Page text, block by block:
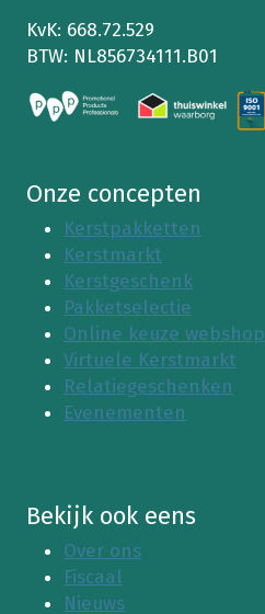
KvK: 668.72.529
BTW: NL856734111.B01
Onze concepten
Kerstpakketten
Kerstmarkt
Kerstgeschenk
Pakketselectie
Online keuze webshop
Virtuele Kerstmarkt
Relatiegeschenken
Evenementen
Bekijk ook eens
Over ons
Fiscaal
Nieuws